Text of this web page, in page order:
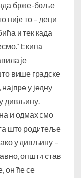
брже-боље
није то – деци
и тек када
Екипа
је
више градске
у једну
дивљину.
и одмах смо
што родитеље
у дивљину –
општи став
он ће се